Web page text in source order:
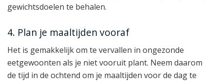
gewichtsdoelen te behalen.
4. Plan je maaltijden vooraf
Het is gemakkelijk om te vervallen in ongezonde
eetgewoonten als je niet vooruit plant. Neem daarom
de tijd in de ochtend om je maaltijden voor de dag te